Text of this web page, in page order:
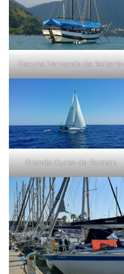
Escuna Fernanda de Roberto
Grande Ourse de Romain